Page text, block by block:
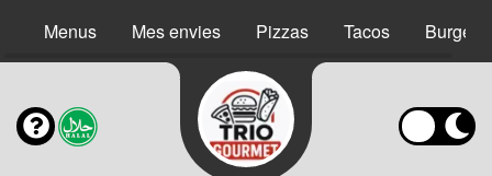
Menus Mes envies Pizzas Tacos Burgers